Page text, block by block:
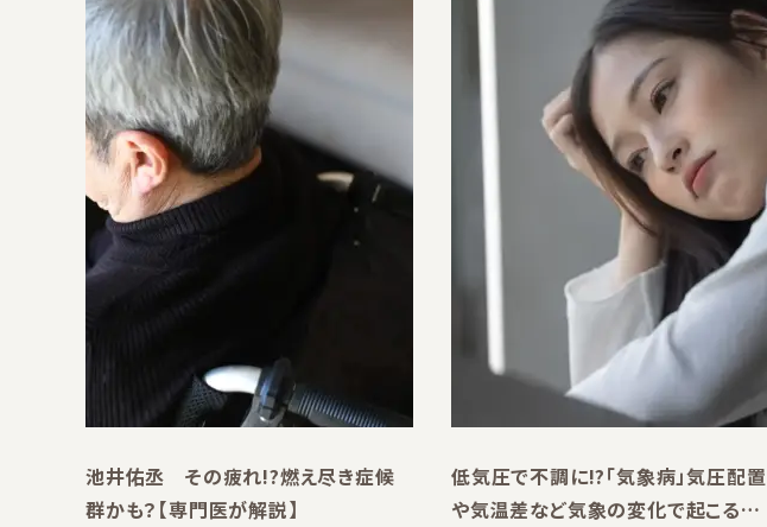
池井佑丞 その疲れ!?燃え尽き症候
群かも？【専門医が解説】
低気圧で不調に!?「気象病」気圧配置
や気温差など気象の変化で起こる不